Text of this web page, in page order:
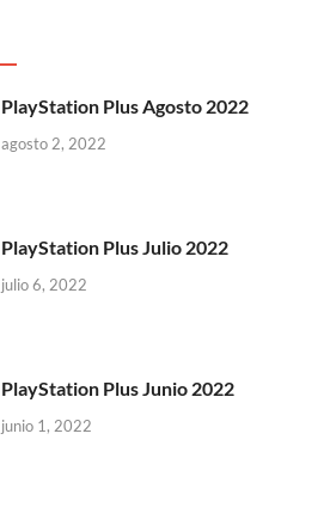
PlayStation Plus Agosto 2022
agosto 2, 2022
PlayStation Plus Julio 2022
julio 6, 2022
PlayStation Plus Junio 2022
junio 1, 2022